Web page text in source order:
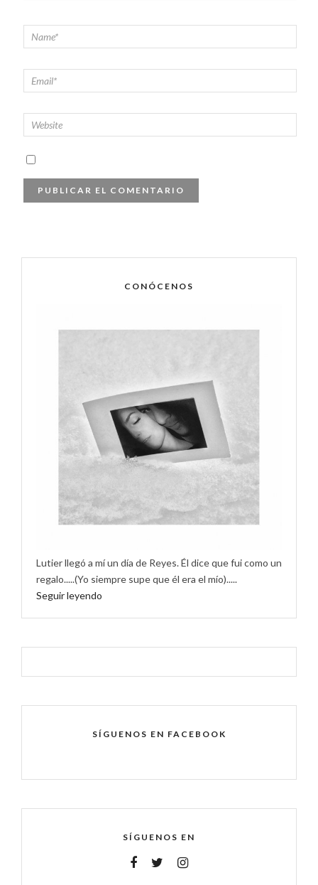
CONÓCENOS
Lutier llegó a mí un día de Reyes. Él dice que fui como un
regalo.....(Yo siempre supe que él era el mío).....
Seguir leyendo
SÍGUENOS EN FACEBOOK
SÍGUENOS EN